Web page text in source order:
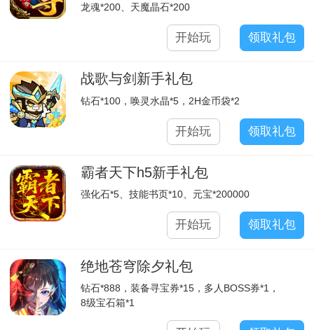
龙魂*200、天魔晶石*200
开始玩 领取礼包
战歌与剑新手礼包
钻石*100，唤灵水晶*5，2H金币袋*2
开始玩 领取礼包
霸者天下h5新手礼包
强化石*5、技能书页*10、元宝*200000
开始玩 领取礼包
绝地苍穹除夕礼包
钻石*888，装备寻宝券*15，多人BOSS券*1，
8级宝石箱*1